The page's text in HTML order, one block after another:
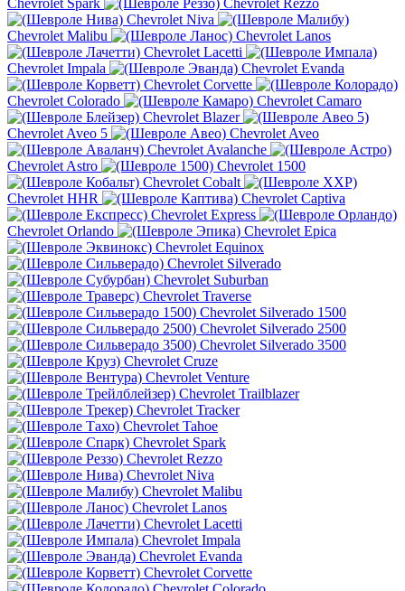
Chevrolet Spark
Chevrolet Rezzo
Chevrolet Niva
Chevrolet Malibu
Chevrolet Lanos
Chevrolet Lacetti
Chevrolet Impala
Chevrolet Evanda
Chevrolet Corvette
Chevrolet Colorado
Chevrolet Camaro
Chevrolet Blazer
Chevrolet Aveo 5
Chevrolet Aveo
Chevrolet Avalanche
Chevrolet Astro
Chevrolet 1500
Chevrolet Cobalt
Chevrolet HHR
Chevrolet Captiva
Chevrolet Express
Chevrolet Orlando
Chevrolet Epica
Chevrolet Equinox
Chevrolet Silverado
Chevrolet Suburban
Chevrolet Traverse
Chevrolet Silverado 1500
Chevrolet Silverado 2500
Chevrolet Silverado 3500
Chevrolet Cruze
Chevrolet Venture
Chevrolet Trailblazer
Chevrolet Tracker
Chevrolet Tahoe
Chevrolet Spark
Chevrolet Rezzo
Chevrolet Niva
Chevrolet Malibu
Chevrolet Lanos
Chevrolet Lacetti
Chevrolet Impala
Chevrolet Evanda
Chevrolet Corvette